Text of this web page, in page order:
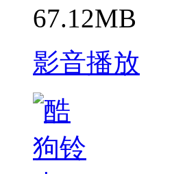
67.12MB
影音播放